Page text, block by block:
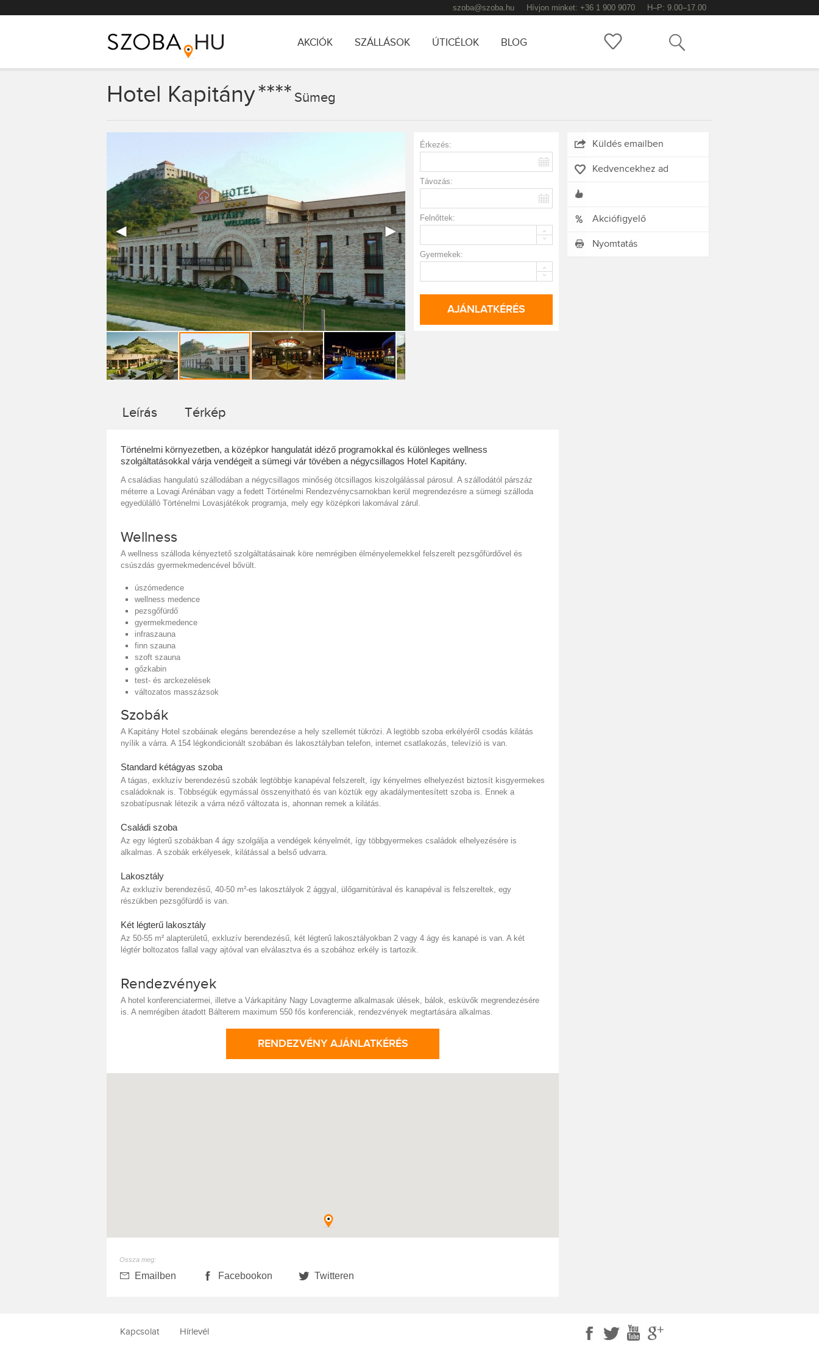
szoba@szoba.hu Hívjon minket: +36 1 900 9070 H–P: 9.00–17.00
TOVÁBB AZ ELSŐDLEGES TARTALOMRA
TOVÁBB A MÁSODLAGOS TARTALOMRA
AKCIÓK SZÁLLÁSOK ÚTICÉLOK BLOG
Hotel Kapitány**** Sümeg
Érkezés:
Távozás:
Felnőttek:
Gyermekek:
AJÁNLATKÉRÉS
Küldés emailben
Kedvencekhez ad
Akciófigyelő
Nyomtatás
Leírás Térkép
Történelmi környezetben, a középkor hangulatát idéző programokkal és különleges wellness
szolgáltatásokkal várja vendégeit a sümegi vár tövében a négycsillagos Hotel Kapitány.
A családias hangulatú szállodában a négycsillagos minőség ötcsillagos kiszolgálással párosul. A szállodától párszáz
méterre a Lovagi Arénában vagy a fedett Történelmi Rendezvénycsarnokban kerül megrendezésre a sümegi szálloda
egyedülálló Történelmi Lovasjátékok programja, mely egy középkori lakomával zárul.
Wellness
A wellness szálloda kényeztető szolgáltatásainak köre nemrégiben élményelemekkel felszerelt pezsgőfürdővel és
csúszdás gyermekmedencével bővült.
úszómedence
wellness medence
pezsgőfürdő
gyermekmedence
infraszauna
finn szauna
szoft szauna
gőzkabin
test- és arckezelések
változatos masszázsok
Szobák
A Kapitány Hotel szobáinak elegáns berendezése a hely szellemét tükrözi. A legtöbb szoba erkélyéről csodás kilátás
nyílik a várra. A 154 légkondicionált szobában és lakosztályban telefon, internet csatlakozás, televízió is van.
Standard kétágyas szoba
A tágas, exkluzív berendezésű szobák legtöbbje kanapéval felszerelt, így kényelmes elhelyezést biztosít kisgyermekes
családoknak is. Többségük egymással összenyitható és van köztük egy akadálymentesített szoba is. Ennek a
szobatípusnak létezik a várra néző változata is, ahonnan remek a kilátás.
Családi szoba
Az egy légterű szobákban 4 ágy szolgálja a vendégek kényelmét, így többgyermekes családok elhelyezésére is
alkalmas. A szobák erkélyesek, kilátással a belső udvarra.
Lakosztály
Az exkluzív berendezésű, 40-50 m²-es lakosztályok 2 ággyal, ülőgarnitúrával és kanapéval is felszereltek, egy
részükben pezsgőfürdő is van.
Két légterű lakosztály
Az 50-55 m² alapterületű, exkluzív berendezésű, két légterű lakosztályokban 2 vagy 4 ágy és kanapé is van. A két
légtér boltozatos fallal vagy ajtóval van elválasztva és a szobához erkély is tartozik.
Rendezvények
A hotel konferenciatermei, illetve a Várkapitány Nagy Lovagterme alkalmasak ülések, bálok, esküvők megrendezésére
is. A nemrégiben átadott Bálterem maximum 550 fős konferenciák, rendezvények megtartására alkalmas.
RENDEZVÉNY AJÁNLATKÉRÉS
Ossza meg:
Emailben Facebookon Twitteren
Kapcsolat Hírlevél